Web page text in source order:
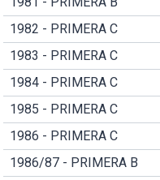
1982 - PRIMERA C
1983 - PRIMERA C
1984 - PRIMERA C
1985 - PRIMERA C
1986 - PRIMERA C
1986/87 - PRIMERA B